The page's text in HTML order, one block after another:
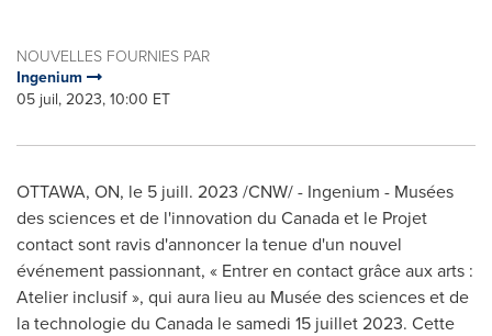
NOUVELLES FOURNIES PAR
Ingenium
05 juil, 2023, 10:00 ET
OTTAWA, ON, le 5 juill. 2023 /CNW/ - Ingenium - Musées
des sciences et de l'innovation du Canadaet le Projet
contact sont ravis d'annoncer la tenue d'un nouvel
événement passionnant, « Entrer en contact grâce aux arts :
Atelier inclusif », qui aura lieu au Musée des sciences et de
la technologie du Canada le samedi 15 juillet 2023. Cette